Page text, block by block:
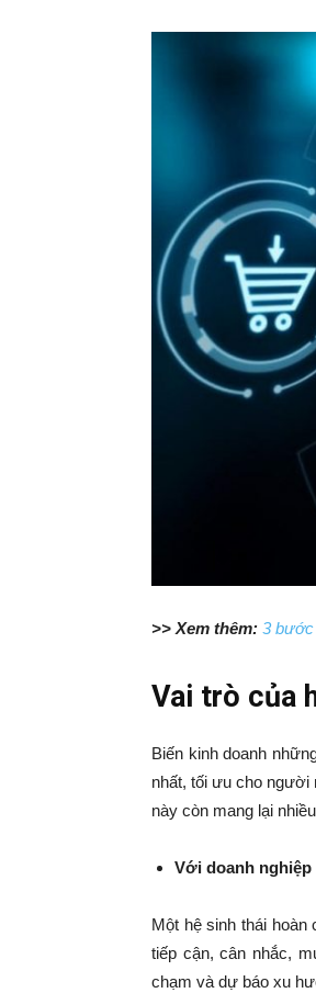
>> Xem thêm: 3 bước
Vai trò của
Biến kinh doanh
nhất, tối ưu cho người
này còn mang lại
Với doanh nghiệp
Một hệ sinh thái hoàn
tiếp cận, cân nhắc,
chạm và dự báo xu